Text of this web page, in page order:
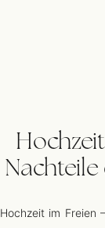
Hochzeit im Freien